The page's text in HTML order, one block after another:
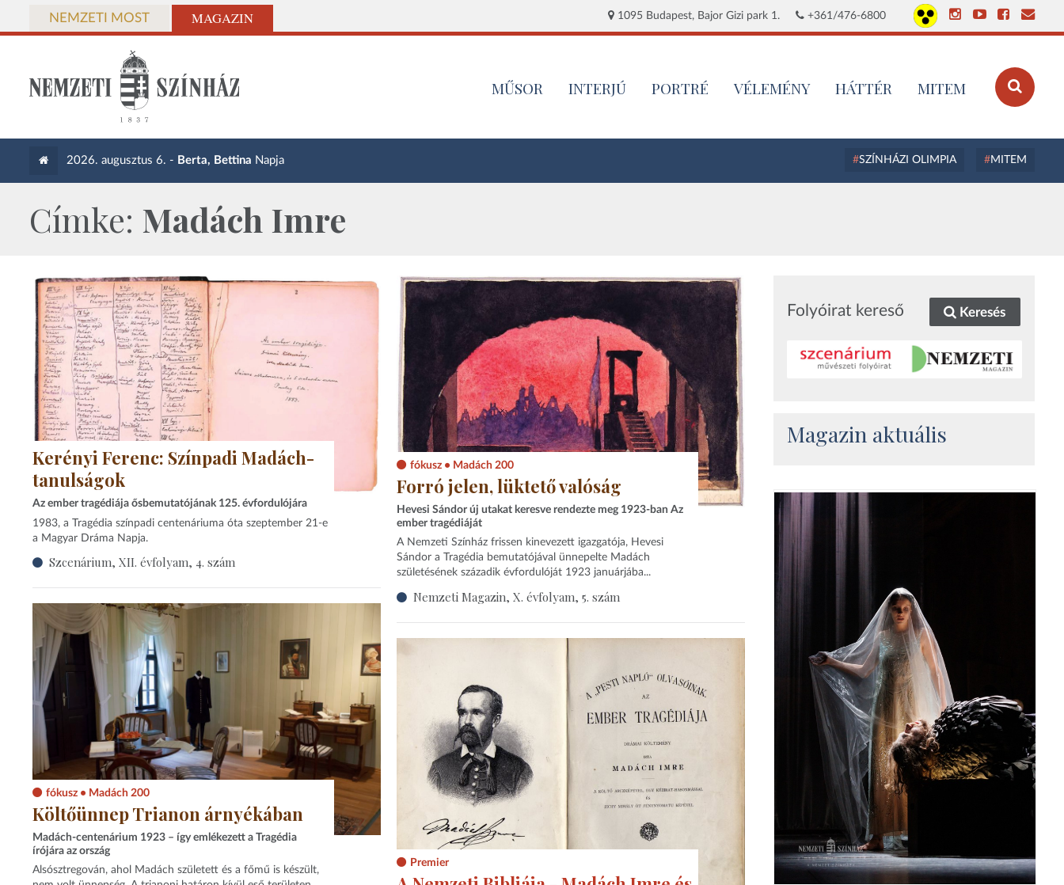
NEMZETI MOST MAGAZIN 1095 Budapest, Bajor Gizi park 1. +361/476-6800
MŰSOR INTERJÚ PORTRÉ VÉLEMÉNY HÁTTÉR MITEM
2026. augusztus 6. - Berta, Bettina Napja SZÍNHÁZI OLIMPIA MITEM
Címke: Madách Imre
Kerényi Ferenc: Színpadi Madách-
tanulságok
Az ember tragédiája ősbemutatójának 125. évfordulójára
1983, a Tragédia színpadi centenáriuma óta szeptember 21-e
a Magyar Dráma Napja.
Szcenárium, XII. évfolyam, 4. szám
fókusz • Madách 200
Forró jelen, lüktető valóság
Hevesi Sándor új utakat keresve rendezte meg 1923-ban Az
ember tragédiáját
A Nemzeti Színház frissen kinevezett igazgatója, Hevesi
Sándor a Tragédia bemutatójával ünnepelte Madách
születésének századik évfordulóját 1923 januárjába...
Nemzeti Magazin, X. évfolyam, 5. szám
fókusz • Madách 200
Költőünnep Trianon árnyékában
Madách-centenárium 1923 – így emlékezett a Tragédia
írójára az ország
Alsósztregován, ahol Madách született és a főmű is készült,
Premier
Folyóirat kereső Keresés
Magazin aktuális